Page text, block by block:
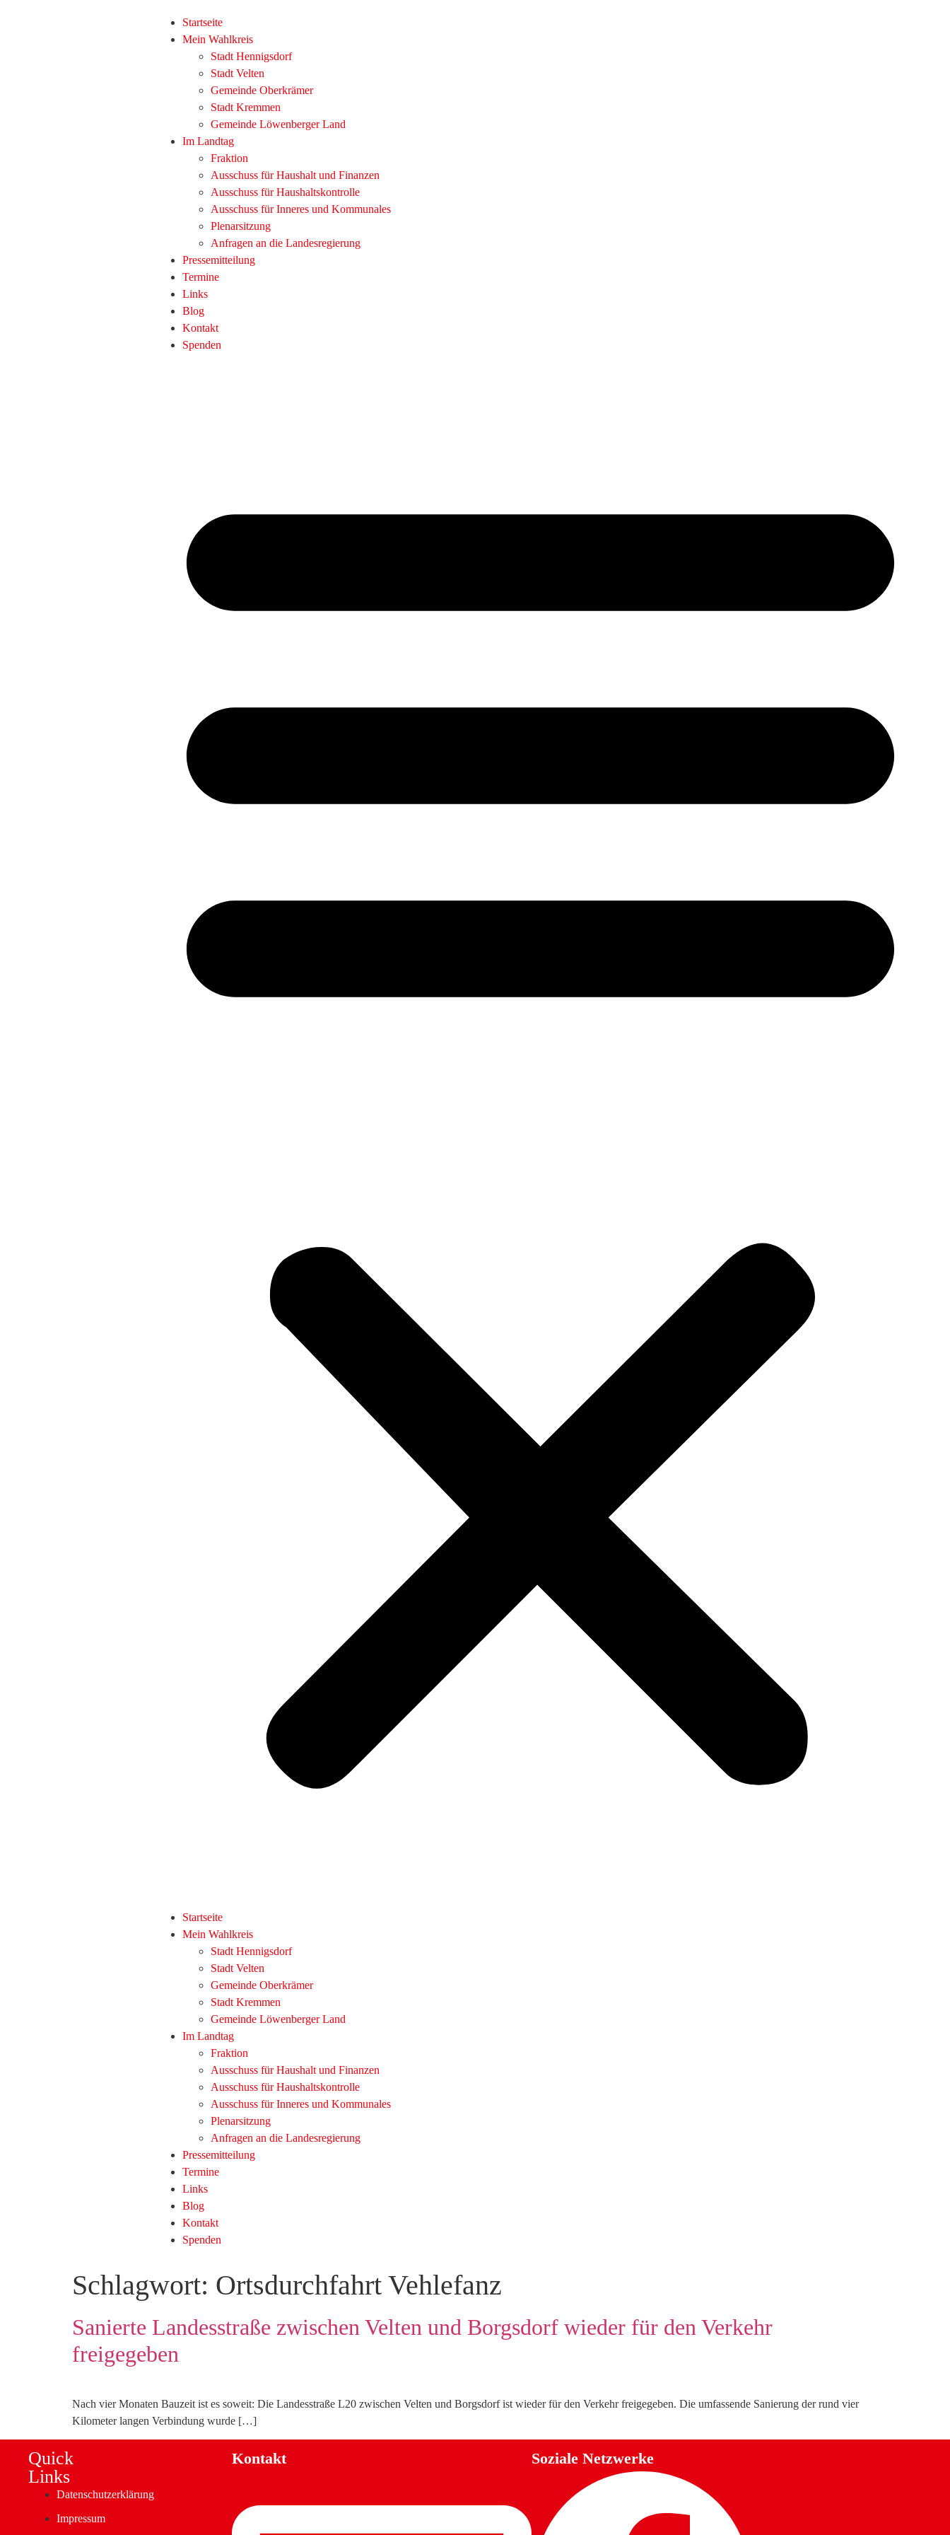
Startseite
Mein Wahlkreis
Stadt Hennigsdorf
Stadt Velten
Gemeinde Oberkrämer
Stadt Kremmen
Gemeinde Löwenberger Land
Im Landtag
Fraktion
Ausschuss für Haushalt und Finanzen
Ausschuss für Haushaltskontrolle
Ausschuss für Inneres und Kommunales
Plenarsitzung
Anfragen an die Landesregierung
Pressemitteilung
Termine
Links
Blog
Kontakt
Spenden
Startseite
Mein Wahlkreis
Stadt Hennigsdorf
Stadt Velten
Gemeinde Oberkrämer
Stadt Kremmen
Gemeinde Löwenberger Land
Im Landtag
Fraktion
Ausschuss für Haushalt und Finanzen
Ausschuss für Haushaltskontrolle
Ausschuss für Inneres und Kommunales
Plenarsitzung
Anfragen an die Landesregierung
Pressemitteilung
Termine
Links
Blog
Kontakt
Spenden
Schlagwort: Ortsdurchfahrt Vehlefanz
Sanierte Landesstraße zwischen Velten und Borgsdorf wieder für den Verkehr
freigegeben
Nach vier Monaten Bauzeit ist es soweit: Die Landesstraße L20 zwischen Velten und Borgsdorf ist wieder für den Verkehr freigegeben. Die umfassende Sanierung der rund vier
Kilometer langen Verbindung wurde […]
Quick
Links
Datenschutzerklärung
Impressum
Kontakt Soziale Netzwerke